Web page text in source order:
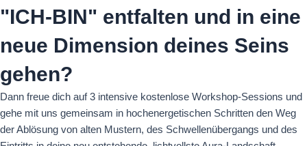
"ICH-BIN" entfalten und in eine
neue Dimension deines Seins
gehen?
Dann freue dich auf 3 intensive kostenlose Workshop-Sessions und
gehe mit uns gemeinsam in hochenergetischen Schritten den Weg
der Ablösung von alten Mustern, des Schwellenübergangs und des